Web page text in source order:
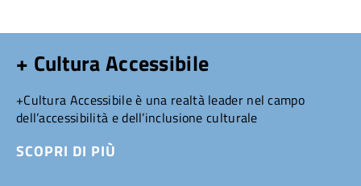
+ Cultura Accessibile
+Cultura Accessibile è una realtà leader nel campo
dell’accessibilità e dell’inclusione culturale
SCOPRI DI PIÙ